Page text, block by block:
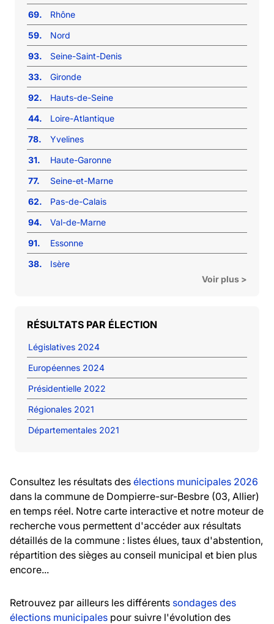
69.
Rhône
59.
Nord
93.
Seine-Saint-Denis
33.
Gironde
92.
Hauts-de-Seine
44.
Loire-Atlantique
78.
Yvelines
31.
Haute-Garonne
77.
Seine-et-Marne
62.
Pas-de-Calais
94.
Val-de-Marne
91.
Essonne
38.
Isère
Voir plus >
RÉSULTATS PAR ÉLECTION
Législatives 2024
Européennes 2024
Présidentielle 2022
Régionales 2021
Départementales 2021
Consultez les résultats des élections municipales 2026
dans la commune de Dompierre-sur-Besbre (03, Allier)
en temps réel. Notre carte interactive et notre moteur de
recherche vous permettent d'accéder aux résultats
détaillés de la commune : listes élues, taux d'abstention,
répartition des sièges au conseil municipal et bien plus
encore...
Retrouvez par ailleurs les différents sondages des
élections municipales pour suivre l'évolution des